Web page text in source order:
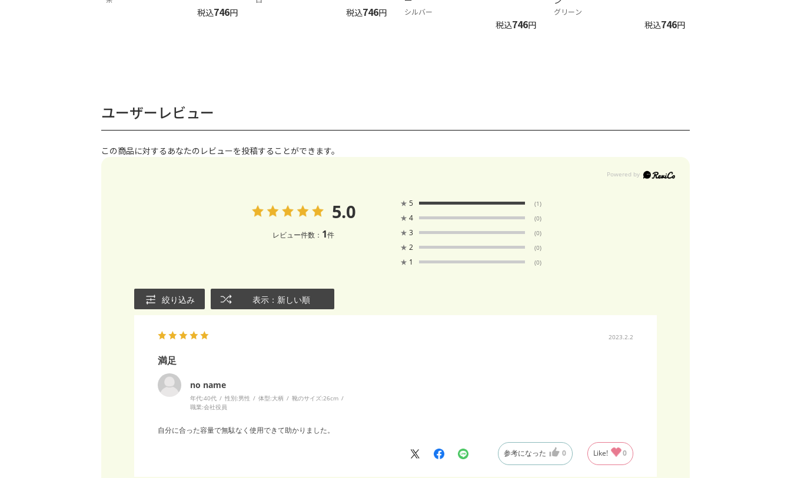
税込746円 税込746円 シルバー
税込746円
グリーン
税込746円
ユーザーレビュー
この商品に対するあなたのレビューを投稿することができます。
5.0
レビュー件数： 1件
★ 5 (1)
★ 4 (0)
★ 3 (0)
★ 2 (0)
★ 1 (0)
絞り込み 表示：新しい順
2023.2.2
満足
no name
年代:40代 性別:男性 体型:大柄 靴のサイズ:26cm
職業:会社役員
自分に合った容量で無駄なく使用できて助かりました。
参考になった 0 Like! 0